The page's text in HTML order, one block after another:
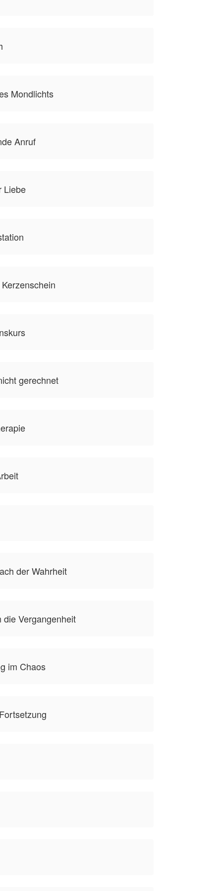
Mondlichts
Anruf
Liebe
gerechnet
der Wahrheit
die Vergangenheit
im Chaos